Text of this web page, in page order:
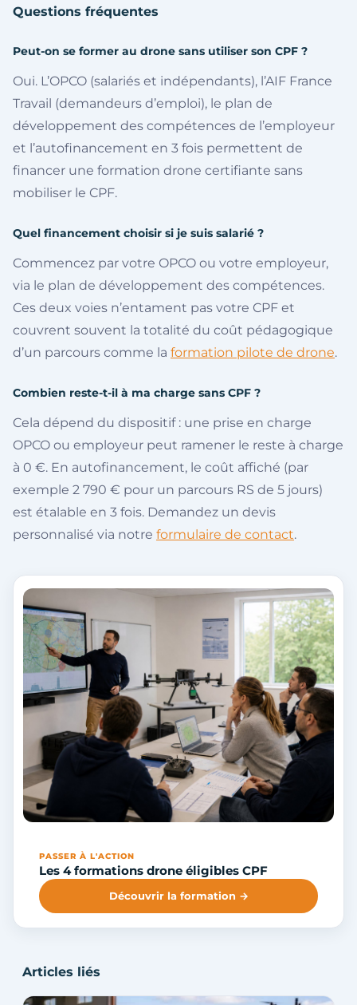
Questions fréquentes
Peut-on se former au drone sans utiliser son CPF ?
Oui. L’OPCO (salariés et indépendants), l’AIF France
Travail (demandeurs d’emploi), le plan de
développement des compétences de l’employeur
et l’autofinancement en 3 fois permettent de
financer une formation drone certifiante sans
mobiliser le CPF.
Quel financement choisir si je suis salarié ?
Commencez par votre OPCO ou votre employeur,
via le plan de développement des compétences.
Ces deux voies n’entament pas votre CPF et
couvrent souvent la totalité du coût pédagogique
d’un parcours comme la formation pilote de drone.
Combien reste-t-il à ma charge sans CPF ?
Cela dépend du dispositif : une prise en charge
OPCO ou employeur peut ramener le reste à charge
à 0 €. En autofinancement, le coût affiché (par
exemple 2 790 € pour un parcours RS de 5 jours)
est étalable en 3 fois. Demandez un devis
personnalisé via notre formulaire de contact.
PASSER À L'ACTION
Les 4 formations drone éligibles CPF
Découvrir la formation →
Articles liés